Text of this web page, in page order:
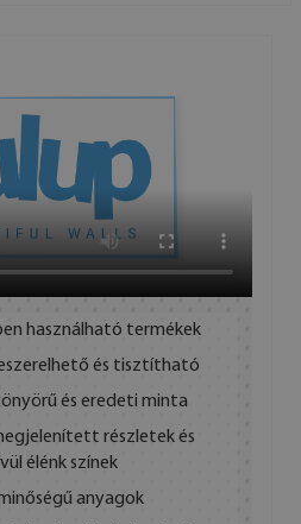
használható termékek
és tisztítható
és eredeti minta
részletek és
élénk színek
anyagok